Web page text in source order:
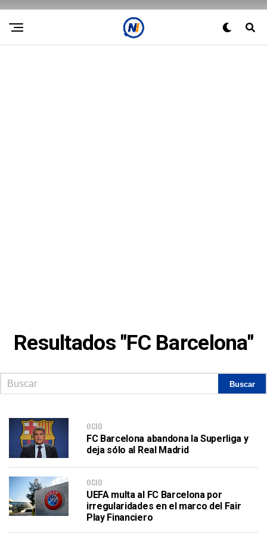
Resultados "FC Barcelona"
OCIO
FC Barcelona abandona la Superliga y
deja sólo al Real Madrid
OCIO
UEFA multa al FC Barcelona por
irregularidades en el marco del Fair
Play Financiero